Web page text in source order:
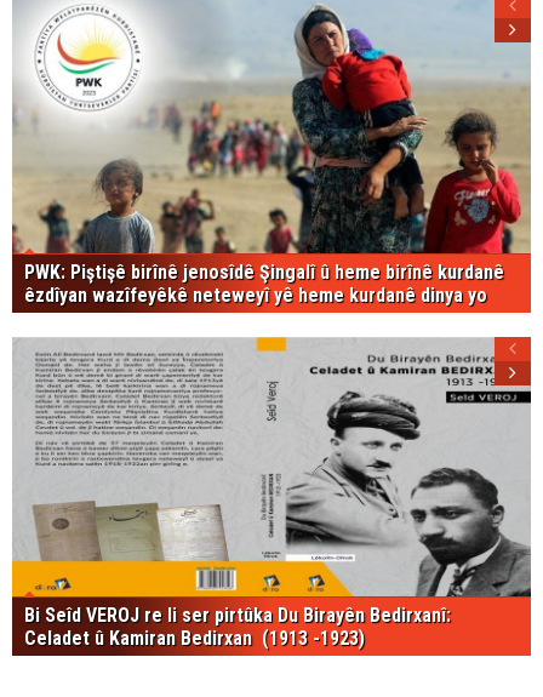
PWK: Piştişê birînê jenosîdê Şingalî û heme birînê kurdanê
êzdîyan wazîfeyêkê neteweyî yê heme kurdanê dinya yo
Bi Seîd VEROJ re li ser pirtûka Du Birayên Bedirxanî:
Celadet û Kamiran Bedirxan (1913 -1923)